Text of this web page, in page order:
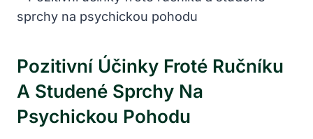
Pozitivní Účinky Froté Ručníku
A Studené Sprchy Na
Psychickou Pohodu